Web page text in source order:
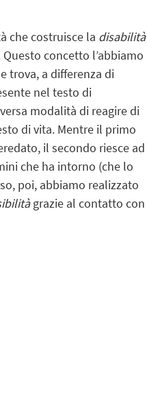
che costruisce la disabilità
concetto l’abbiamo
trova, a differenza di
nel testo di
modalità di reagire di
di vita. Mentre il primo
il secondo riesce ad
che ha intorno (che lo
poi, abbiamo realizzato
grazie al contatto con